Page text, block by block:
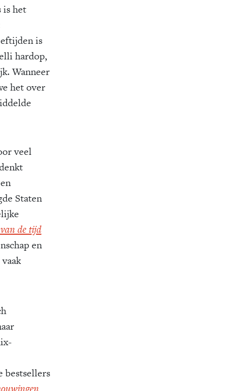
is het
is
hardop,
Wanneer
het over
veel
Staten
de tijd
en
bestsellers